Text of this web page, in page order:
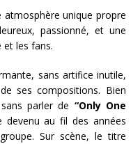
atmosphère unique propre
passionné, et une
et les fans.
sans artifice inutile,
ses compositions. Bien
parler de “Only One
devenu au fil des années
Sur scène, le titre